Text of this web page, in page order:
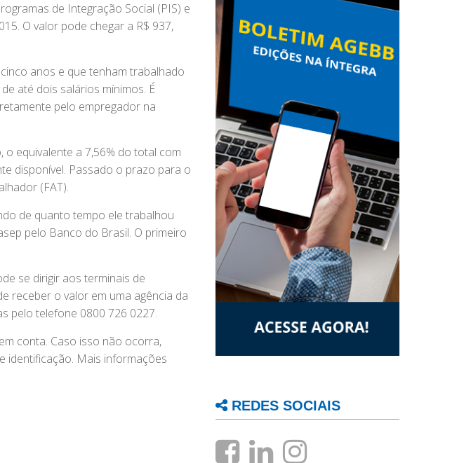
de Integração Social (PIS) e
O valor pode chegar a R$ 937,
anos e que tenham trabalhado
até dois salários mínimos. É
pelo empregador na
equivalente a 7,56% do total com
disponível. Passado o prazo para o
(FAT).
de quanto tempo ele trabalhou
pelo Banco do Brasil. O primeiro
se dirigir aos terminais de
receber o valor em uma agência da
pelo telefone 0800 726 0227.
conta. Caso isso não ocorra,
identificação. Mais informações
REDES SOCIAIS